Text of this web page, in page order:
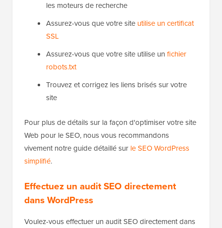
les moteurs de recherche
Assurez-vous que votre site utilise un certificat
SSL
Assurez-vous que votre site utilise un fichier
robots.txt
Trouvez et corrigez les liens brisés sur votre
site
Pour plus de détails sur la façon d'optimiser votre site
Web pour le SEO, nous vous recommandons
vivement notre guide détaillé sur le SEO WordPress
simplifié.
Effectuez un audit SEO directement
dans WordPress
Voulez-vous effectuer un audit SEO directement dans